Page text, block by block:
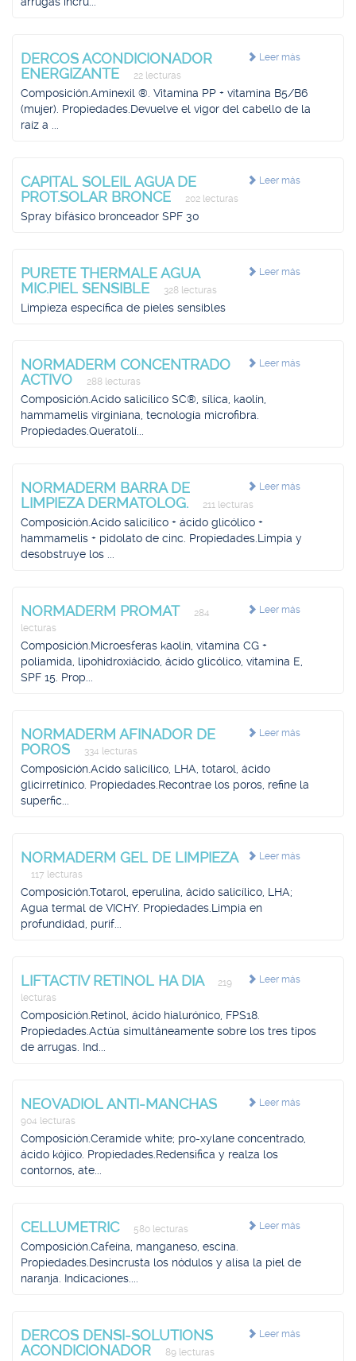
Leer más
DERCOS ACONDICIONADOR
ENERGIZANTE
22 lecturas
Composición.Aminexil ®. Vitamina PP + vitamina B5/B6
(mujer). Propiedades.Devuelve el vigor del cabello de la
raíz a ...
Leer más
CAPITAL SOLEIL AGUA DE
PROT.SOLAR BRONCE
202 lecturas
Spray bifásico bronceador SPF 30
Leer más
PURETE THERMALE AGUA
MIC.PIEL SENSIBLE
328 lecturas
Limpieza específica de pieles sensibles
Leer más
NORMADERM CONCENTRADO
ACTIVO
288 lecturas
Composición.Acido salicílico SC®, sílica, kaolín,
hammamelis virginiana, tecnología microfibra.
Propiedades.Queratolí...
Leer más
NORMADERM BARRA DE
LIMPIEZA DERMATOLOG.
211 lecturas
Composición.Acido salicílico + ácido glicólico +
hammamelis + pidolato de cinc. Propiedades.Limpia y
desobstruye los ...
Leer más
NORMADERM PROMAT
284
lecturas
Composición.Microesferas kaolín, vitamina CG +
poliamida, lipohidroxiácido, ácido glicólico, vitamina E,
SPF 15. Prop...
Leer más
NORMADERM AFINADOR DE
POROS
334 lecturas
Composición.Acido salicílico, LHA, totarol, ácido
glicirretínico. Propiedades.Recontrae los poros, refine la
superfic...
Leer más
NORMADERM GEL DE LIMPIEZA
117 lecturas
Composición.Totarol, eperulina, ácido salicílico, LHA;
Agua termal de VICHY. Propiedades.Limpia en
profundidad, purif...
Leer más
LIFTACTIV RETINOL HA DIA
219
lecturas
Composición.Retinol, ácido hialurónico, FPS18.
Propiedades.Actúa simultáneamente sobre los tres tipos
de arrugas. Ind...
Leer más
NEOVADIOL ANTI-MANCHAS
904 lecturas
Composición.Ceramide white; pro-xylane concentrado,
ácido kójico. Propiedades.Redensifica y realza los
contornos, ate...
Leer más
CELLUMETRIC 580 lecturas
Composición.Cafeína, manganeso, escina.
Propiedades.Desincrusta los nódulos y alisa la piel de
naranja. Indicaciones....
Leer más
DERCOS DENSI-SOLUTIONS
ACONDICIONADOR
89 lecturas